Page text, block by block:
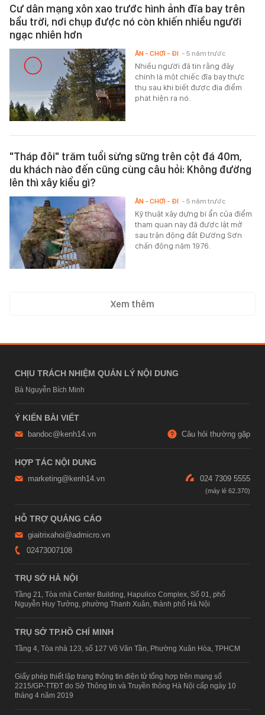
Cư dân mạng xôn xao trước hình ảnh đĩa bay trên
bầu trời, nơi chụp được nó còn khiến nhiều người
ngạc nhiên hơn
Nhiều người đã tin rằng đây
chính là một chiếc đĩa bay thực
thụ sau khi biết được địa điểm
phát hiện ra nó.
ĂN - CHƠI - ĐI - 5 năm trước
"Tháp đôi" trăm tuổi sừng sững trên cột đá 40m,
du khách nào đến cũng cùng câu hỏi: Không đường
lên thì xây kiểu gì?
Kỹ thuật xây dựng bí ẩn của điểm
tham quan này đã được lật mở
sau trận động đất Đường Sơn
chấn động năm 1976.
ĂN - CHƠI - ĐI - 5 năm trước
Xem thêm
CHỊU TRÁCH NHIỆM QUẢN LÝ NỘI DUNG
Bà Nguyễn Bích Minh
Ý KIẾN BÀI VIẾT
bandoc@kenh14.vn Câu hỏi thường gặp
HỢP TÁC NỘI DUNG
marketing@kenh14.vn 024 7309 5555
HỖ TRỢ QUẢNG CÁO
giaitrixahoi@admicro.vn
02473007108
TRỤ SỞ HÀ NỘI
Tầng 21, Tòa nhà Center Building, Hapulico Complex, Số 01, phố
Nguyễn Huy Tưởng, phường Thanh Xuân, thành phố Hà Nội
TRỤ SỞ TP.HỒ CHÍ MINH
Tầng 4, Tòa nhà 123, số 127 Võ Văn Tần, Phường Xuân Hòa, TPHCM
Giấy phép thiết lập trang thông tin điện tử tổng hợp trên mạng số
2215/GP-TTĐT do Sở Thông tin và Truyền thông Hà Nội cấp ngày 10
tháng 4 năm 2019